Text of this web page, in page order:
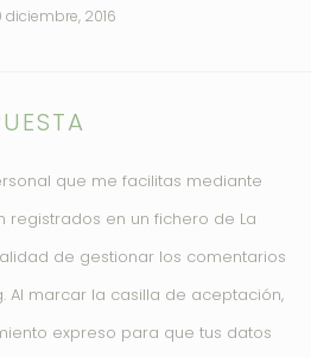
diciembre, 2016
que me facilitas mediante
en un fichero de La
de gestionar los comentarios
Al marcar la casilla de aceptación,
expreso para que tus datos